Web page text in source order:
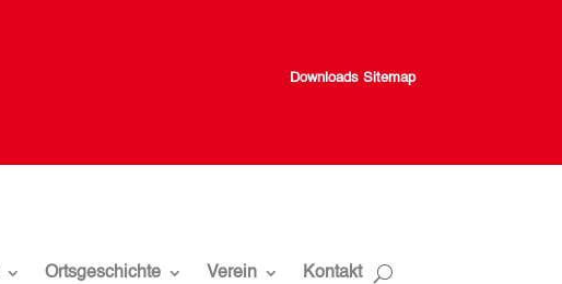
Downloads Sitemap
Ortsgeschichte Verein Kontakt